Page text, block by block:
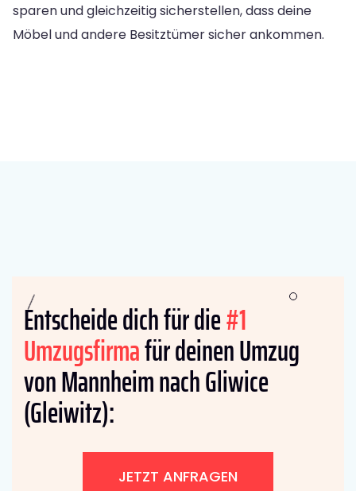
sparen und gleichzeitig sicherstellen, dass deine
Möbel und andere Besitztümer sicher ankommen.
Entscheide dich für die#1
Umzugsfirmafür deinen Umzug
von Mannheim nach Gliwice
(Gleiwitz):
JETZT ANFRAGEN